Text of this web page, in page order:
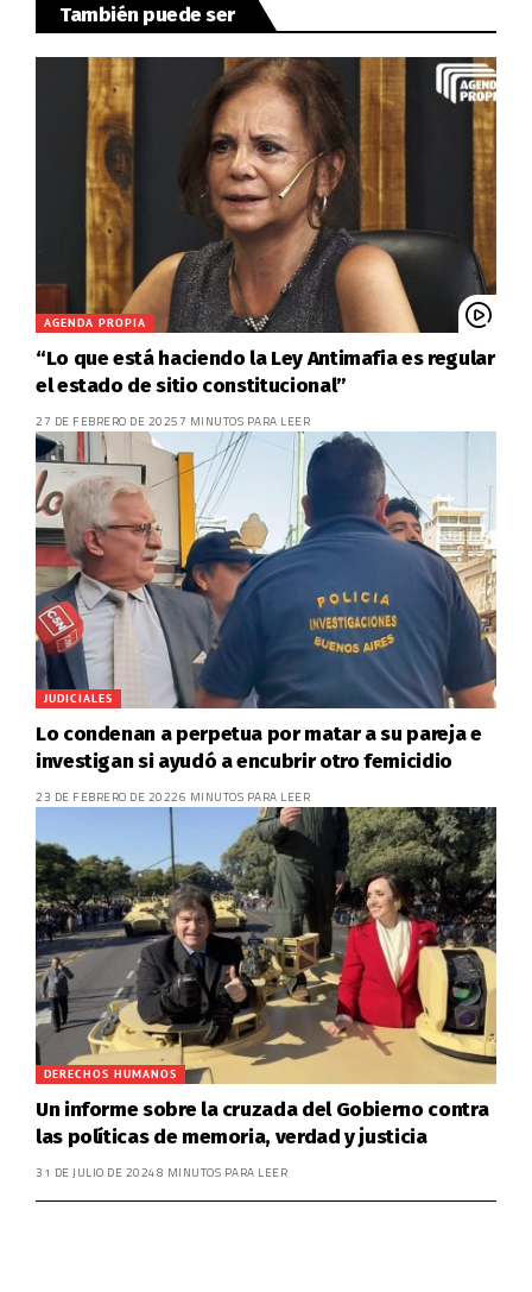
También puede ser
AGENDA PROPIA
“Lo que está haciendo la Ley Antimafia es regular
el estado de sitio constitucional”
27 DE FEBRERO DE 20257 MINUTOS PARA LEER
JUDICIALES
Lo condenan a perpetua por matar a su pareja e
investigan si ayudó a encubrir otro femicidio
23 DE FEBRERO DE 20226 MINUTOS PARA LEER
DERECHOS HUMANOS
Un informe sobre la cruzada del Gobierno contra
las políticas de memoria, verdad y justicia
31 DE JULIO DE 20248 MINUTOS PARA LEER